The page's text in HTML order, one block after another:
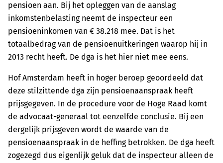
pensioen aan. Bij het opleggen van de aanslag
inkomstenbelasting neemt de inspecteur een
pensioeninkomen van € 38.218 mee. Dat is het
totaalbedrag van de pensioenuitkeringen waarop hij in
2013 recht heeft. De dga is het hier niet mee eens.
Hof Amsterdam heeft in hoger beroep geoordeeld dat
deze stilzittende dga zijn pensioenaanspraak heeft
prijsgegeven. In de procedure voor de Hoge Raad komt
de advocaat-generaal tot eenzelfde conclusie. Bij een
dergelijk prijsgeven wordt de waarde van de
pensioenaanspraak in de heffing betrokken. De dga heeft
zogezegd dus eigenlijk geluk dat de inspecteur alleen de